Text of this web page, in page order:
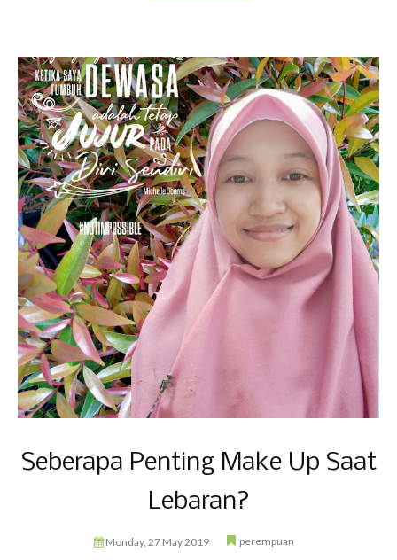
Seberapa Penting Make Up Saat
Lebaran?
Monday, 27 May 2019 perempuan